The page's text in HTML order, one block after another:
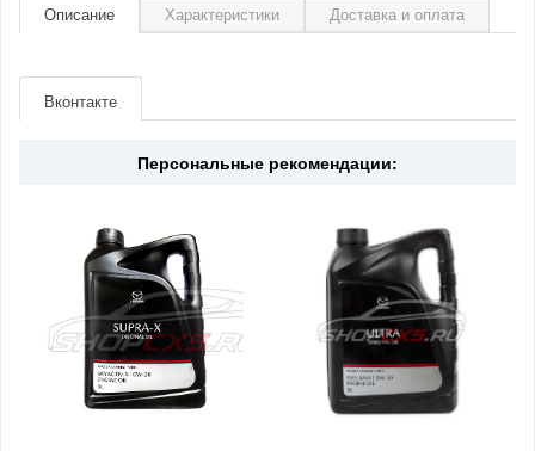
Описание Характеристики Доставка и оплата
Страна Япония
Вконтакте
Персональные рекомендации: